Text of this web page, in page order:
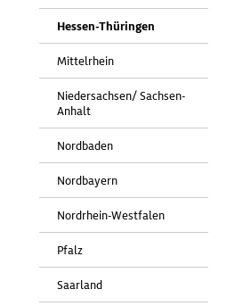
Hessen-Thüringen
Mittelrhein
Niedersachsen/ Sachsen-
Anhalt
Nordbaden
Nordbayern
Nordrhein-Westfalen
Pfalz
Saarland